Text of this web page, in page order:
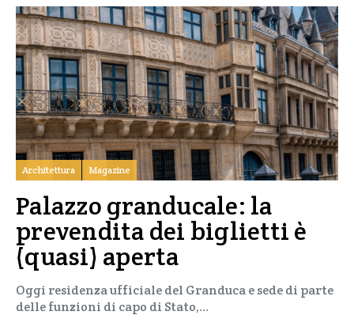
Architettura Magazine
Palazzo granducale: la
prevendita dei biglietti è
(quasi) aperta
Oggi residenza ufficiale del Granduca e sede di parte
delle funzioni di capo di Stato,…